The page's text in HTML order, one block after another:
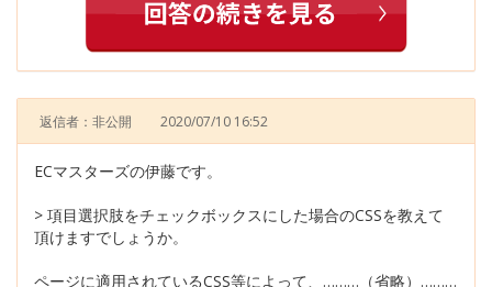
返信者：非公開 2020/07/10 16:52
ECマスターズの伊藤です。
> 項目選択肢をチェックボックスにした場合のCSSを教えて
頂けますでしょうか。
ページに適用されているCSS等によって、………（省略）………